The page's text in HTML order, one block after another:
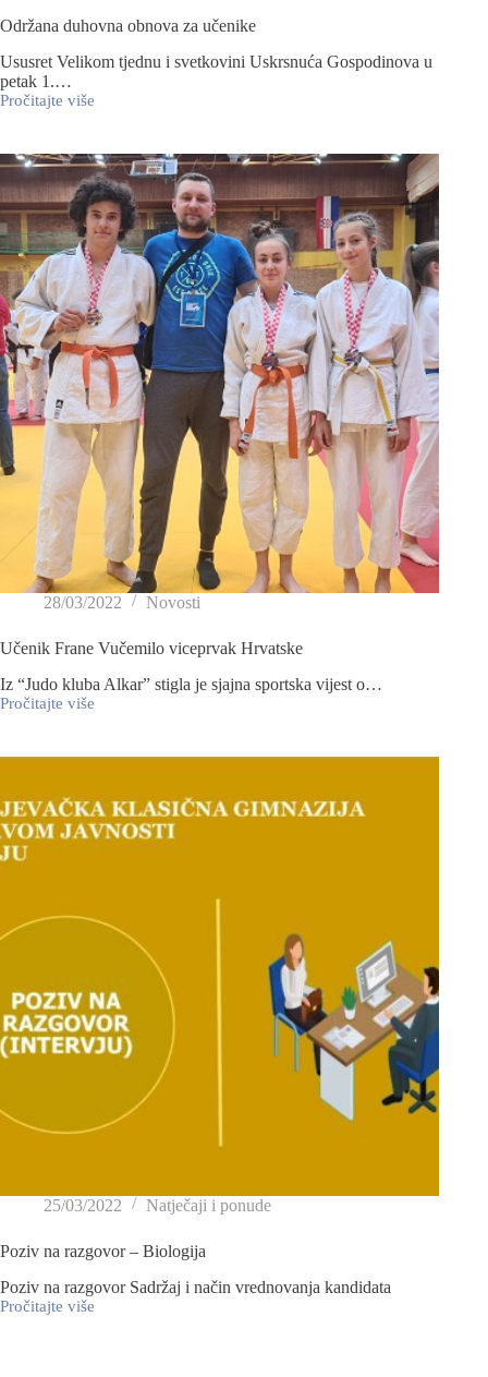
Održana duhovna obnova za učenike
Ususret Velikom tjednu i svetkovini Uskrsnuća Gospodinova u
petak 1.…
Pročitajte više
28/03/2022 Novosti
Učenik Frane Vučemilo viceprvak Hrvatske
Iz “Judo kluba Alkar” stigla je sjajna sportska vijest o…
Pročitajte više
25/03/2022 Natječaji i ponude
Poziv na razgovor – Biologija
Poziv na razgovor Sadržaj i način vrednovanja kandidata
Pročitajte više